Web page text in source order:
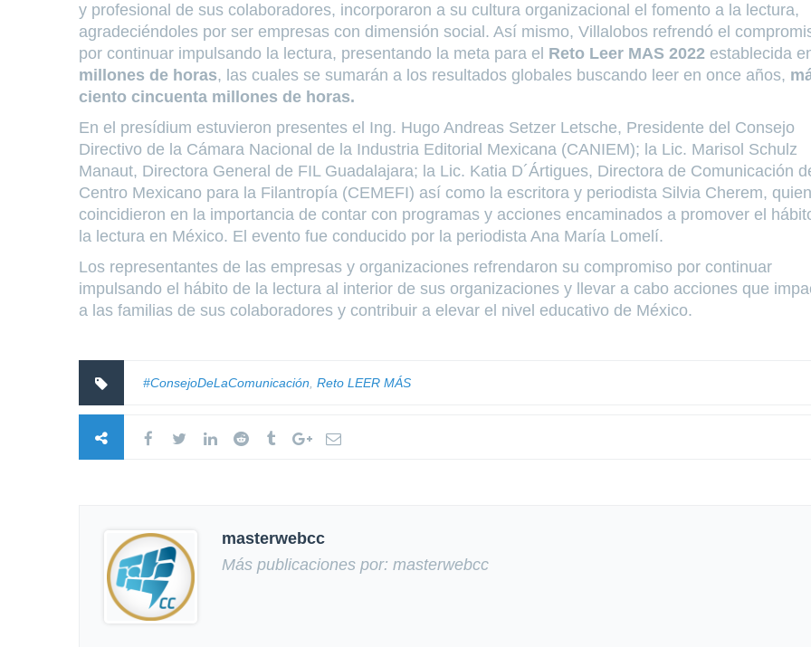
y profesional de sus colaboradores, incorporaron a su cultura organizacional el fomento a la lectura,
agradeciéndoles por ser empresas con dimensión social. Así mismo, Villalobos refrendó el
por continuar impulsando la lectura, presentando la meta para el Reto Leer MAS 2022 establecida
millones de horas, las cuales se sumarán a los resultados globales buscando leer en once años,
ciento cincuenta millones de horas.
En el presídium estuvieron presentes el Ing. Hugo Andreas Setzer Letsche, Presidente del Consejo
Directivo de la Cámara Nacional de la Industria Editorial Mexicana (CANIEM); la Lic. Marisol Schulz
Manaut, Directora General de FIL Guadalajara; la Lic. Katia D´Ártigues, Directora de Comunicación
Centro Mexicano para la Filantropía (CEMEFI) así como la escritora y periodista Silvia Cherem,
coincidieron en la importancia de contar con programas y acciones encaminados a promover el
la lectura en México. El evento fue conducido por la periodista Ana María Lomelí.
Los representantes de las empresas y organizaciones refrendaron su compromiso por continuar
impulsando el hábito de la lectura al interior de sus organizaciones y llevar a cabo acciones que
a las familias de sus colaboradores y contribuir a elevar el nivel educativo de México.
#ConsejoDeLaComunicación, Reto LEER MÁS
masterwebcc
Más publicaciones por: masterwebcc